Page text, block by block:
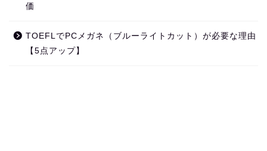
価
TOEFLでPCメガネ（ブルーライトカット）が必要な理由
【5点アップ】